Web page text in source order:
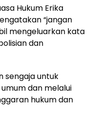
Hukum Erika
“jangan
mengeluarkan kata
dan
sengaja untuk
dan melalui
hukum dan